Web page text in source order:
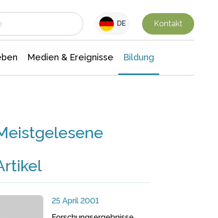
DE Kontakt
Medien & Ereignisse Bildung
25 April 2001